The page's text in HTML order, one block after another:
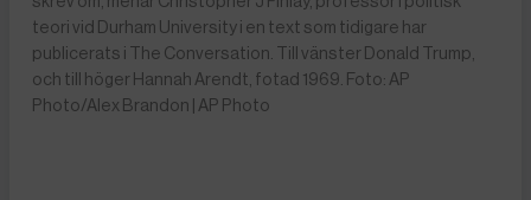
teori vid Durham University i en text som tidigare har
publicerats i The Conversation. Till vänster Donald Trump,
och till höger Hannah Arendt, fotad 1969. Foto: AP
Photo/Alex Brandon | AP Photo